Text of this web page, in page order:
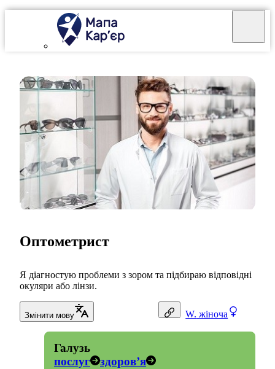
W. жіноча
Оптометрист
Я діагностую проблеми з зором та підбираю відповідні
окуляри або лінзи.
Змінити мову
Галузь
послуг
здоров’я